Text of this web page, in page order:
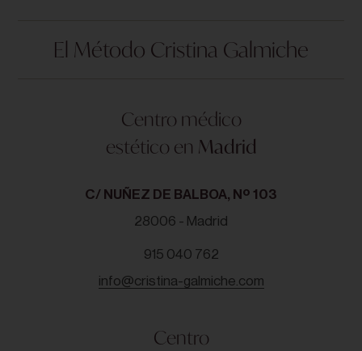
El Método Cristina Galmiche
Centro médico
estético en Madrid
C/ NUÑEZ DE BALBOA, Nº 103
28006 - Madrid
915 040 762
info@cristina-galmiche.com
Centro